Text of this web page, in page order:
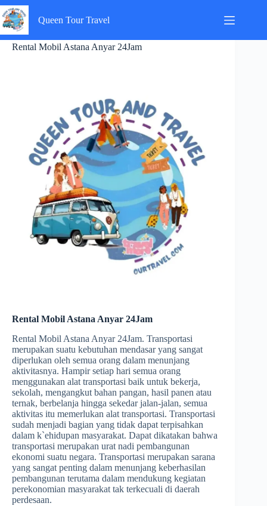
Skip
to
content
Queen Tour Travel
Rental Mobil Astana Anyar 24Jam
Rental Mobil Astana Anyar 24Jam
Rental Mobil Astana Anyar 24Jam. Transportasi
merupakan suatu kebutuhan mendasar yang sangat
diperlukan oleh semua orang dalam menunjang
aktivitasnya. Hampir setiap hari semua orang
menggunakan alat transportasi baik untuk bekerja,
sekolah, mengangkut bahan pangan, hasil panen atau
ternak, berbelanja hingga sekedar jalan-jalan, semua
aktivitas itu memerlukan alat transportasi. Transportasi
sudah menjadi bagian yang tidak dapat terpisahkan
dalam k`ehidupan masyarakat. Dapat dikatakan bahwa
transportasi merupakan urat nadi pembangunan
ekonomi suatu negara. Transportasi merupakan sarana
yang sangat penting dalam menunjang keberhasilan
pembangunan terutama dalam mendukung kegiatan
perekonomian masyarakat tak terkecuali di daerah
perdesaan.